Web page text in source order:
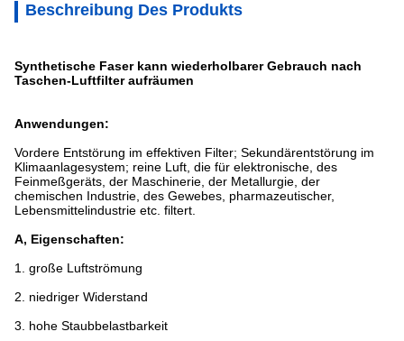
Beschreibung Des Produkts
Synthetische Faser kann wiederholbarer Gebrauch nach
Taschen-Luftfilter aufräumen
Anwendungen:
Vordere Entstörung im effektiven Filter; Sekundärentstörung im
Klimaanlagesystem; reine Luft, die für elektronische, des
Feinmeßgeräts, der Maschinerie, der Metallurgie, der
chemischen Industrie, des Gewebes, pharmazeutischer,
Lebensmittelindustrie etc. filtert.
A, Eigenschaften:
1. große Luftströmung
2. niedriger Widerstand
3. hohe Staubbelastbarkeit